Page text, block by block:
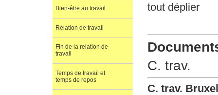
tout déplier
C. trav.
C. trav.
Bien-être au travail
Relation de travail
Fin de la relation de
travail
Temps de travail et
temps de repos